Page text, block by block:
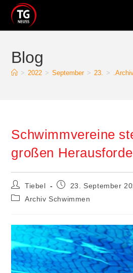
Inhalt
springen
Blog
> 2022 > September > 23. >
Schwimmvereine
großen
Beitrags-
Autor:
Tiebel
Beitrag23. September
Beitrags-
Archiv Schwimmen